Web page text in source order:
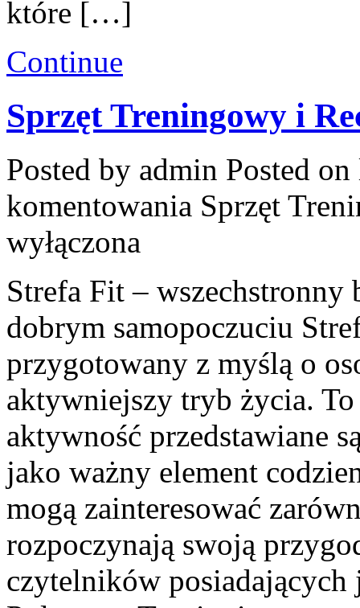
które […]
Continue
Sprzęt Treningowy i
Posted by admin Posted
komentowania Sprzęt
wyłączona
Strefa Fit –
dobrym samopoczuciu
przygotowany z myślą o
aktywniejszy tryb życia.
aktywność przedstawiane
jako ważny element
mogą zainteresować
rozpoczynają swoją
czytelników